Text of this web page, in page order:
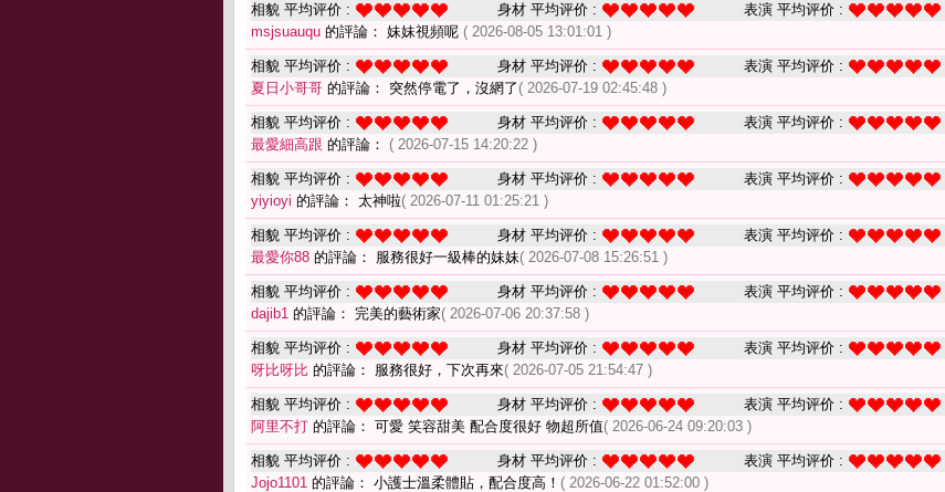
相貌 平均评价 : 身材 平均评价 : 表演 平均评价 :
msjsuauqu 的評論： 妹妹視頻呢 ( 2026-08-05 13:01:01 )
相貌 平均评价 : 身材 平均评价 : 表演 平均评价 :
夏日小哥哥 的評論： 突然停電了，沒網了 ( 2026-07-19 02:45:48 )
相貌 平均评价 : 身材 平均评价 : 表演 平均评价 :
最愛細高跟 的評論： ( 2026-07-15 14:20:22 )
相貌 平均评价 : 身材 平均评价 : 表演 平均评价 :
yiyioyi 的評論： 太神啦( 2026-07-11 01:25:21 )
相貌 平均评价 : 身材 平均评价 : 表演 平均评价 :
最愛你88 的評論： 服務很好一級棒的妹妹( 2026-07-08 15:26:51 )
相貌 平均评价 : 身材 平均评价 : 表演 平均评价 :
dajib1 的評論： 完美的藝術家( 2026-07-06 20:37:58 )
相貌 平均评价 : 身材 平均评价 : 表演 平均评价 :
呀比呀比 的評論： 服務很好，下次再來( 2026-07-05 21:54:47 )
相貌 平均评价 : 身材 平均评价 : 表演 平均评价 :
阿里不打 的評論： 可愛 笑容甜美 配合度很好 物超所值( 2026-06-24 09:20:03 )
相貌 平均评价 : 身材 平均评价 : 表演 平均评价 :
Jojo1101 的評論： 小護士溫柔體貼，配合度高！ ( 2026-06-22 01:52:00 )